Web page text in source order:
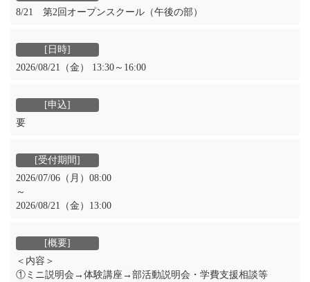
8/21 第2回オープンスクール（午後の部）
2026/08/21（金） 13:30～16:00
要
2026/07/06（月）08:00
～
2026/08/21（金）13:00
＜内容＞
①ミニ説明会→体験講座→部活動説明会・学費支援相談等